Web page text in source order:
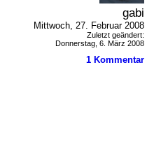
gabi
Mittwoch, 27. Februar 2008
Zuletzt geändert:
Donnerstag, 6. März 2008
1 Kommentar